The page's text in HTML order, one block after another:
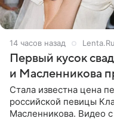
14 часов назад Lenta.Ru
Первый кусок
и Масленникова
Стала известна цена
российской певицы
Масленникова. Видео